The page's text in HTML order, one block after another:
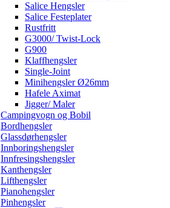
Salice Hengsler
Salice Festeplater
Rustfritt
G3000/ Twist-Lock
G900
Klaffhengsler
Single-Joint
Minihengsler Ø26mm
Hafele Aximat
Jigger/ Maler
Campingvogn og Bobil
Bordhengsler
Glassdørhengsler
Innboringshengsler
Innfresingshengsler
Kanthengsler
Lifthengsler
Pianohengsler
Pinhengsler